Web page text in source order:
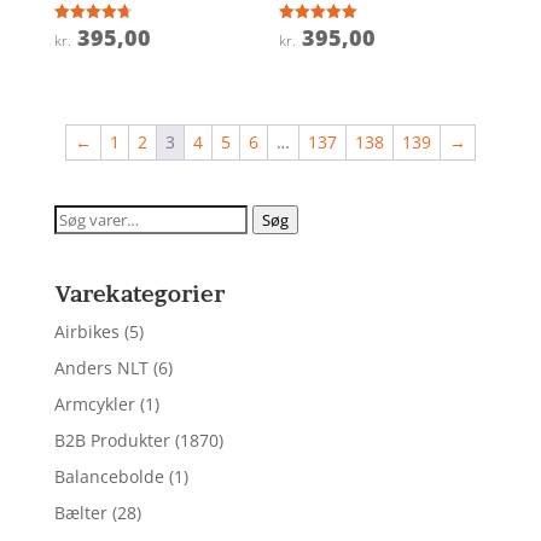
Vurderet
4.7
kr. 395,00
Vurderet
5
kr. 395,00
← 1 2 3 4 5 6 … 137 138 139 →
Søg
Søg
Varekategorier
Airbikes (5)
Anders NLT (6)
Armcykler (1)
B2B Produkter (1870)
Balancebolde (1)
Bælter (28)